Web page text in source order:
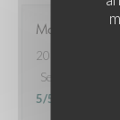
Marjorie
2026-06-13
-
Servizio
5/5